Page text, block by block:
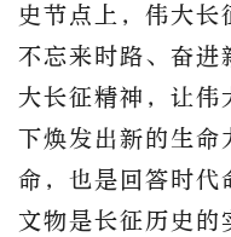
史节点上，伟大长
不忘来时路、奋进
大长征精神，让伟
下焕发出新的生命
命，也是回答时代
文物是长征历史的